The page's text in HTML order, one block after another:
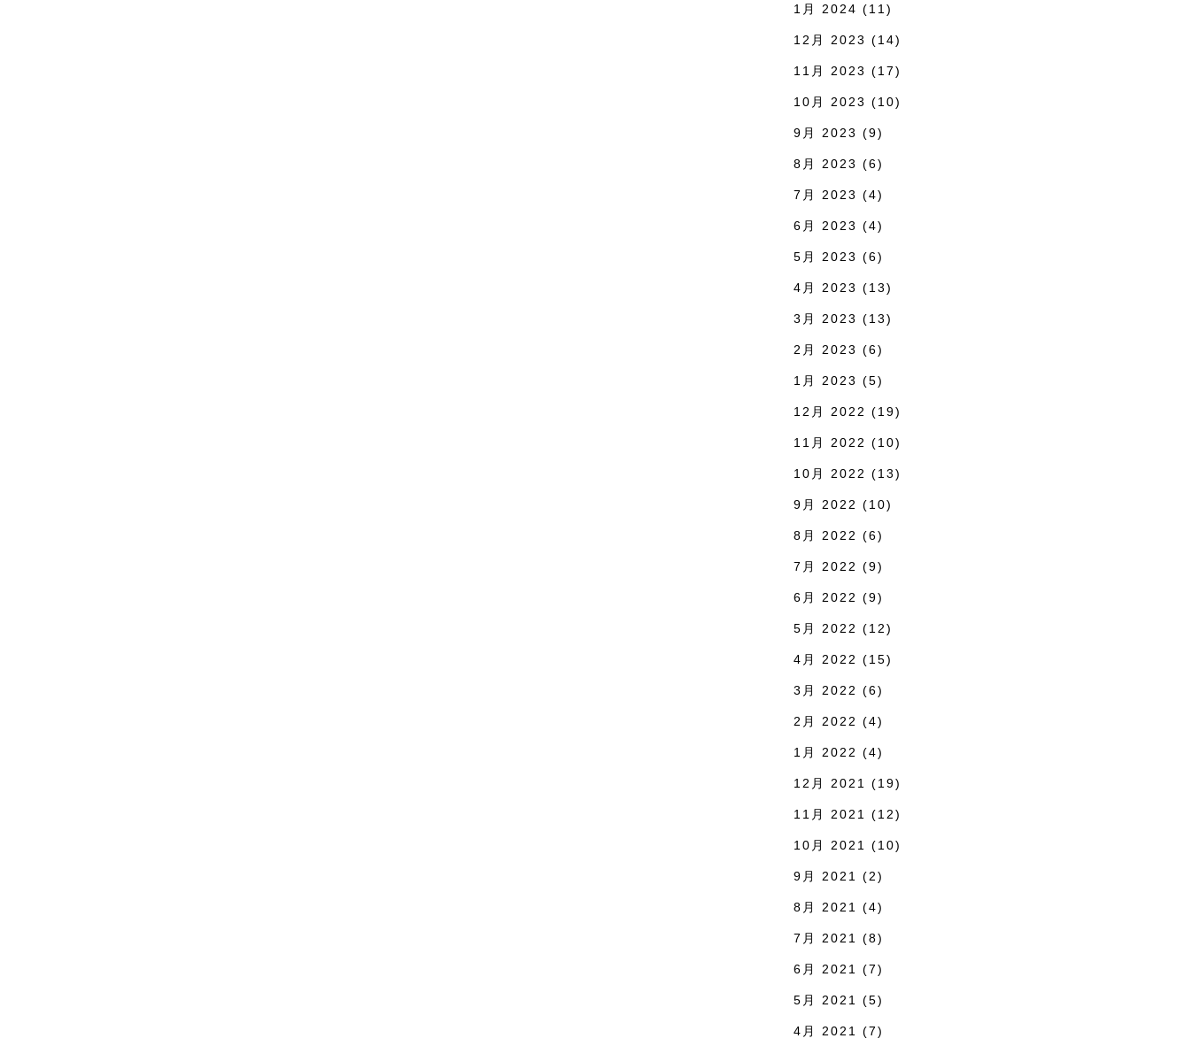
1月 2024 (11)
12月 2023 (14)
11月 2023 (17)
10月 2023 (10)
9月 2023 (9)
8月 2023 (6)
7月 2023 (4)
6月 2023 (4)
5月 2023 (6)
4月 2023 (13)
3月 2023 (13)
2月 2023 (6)
1月 2023 (5)
12月 2022 (19)
11月 2022 (10)
10月 2022 (13)
9月 2022 (10)
8月 2022 (6)
7月 2022 (9)
6月 2022 (9)
5月 2022 (12)
4月 2022 (15)
3月 2022 (6)
2月 2022 (4)
1月 2022 (4)
12月 2021 (19)
11月 2021 (12)
10月 2021 (10)
9月 2021 (2)
8月 2021 (4)
7月 2021 (8)
6月 2021 (7)
5月 2021 (5)
4月 2021 (7)